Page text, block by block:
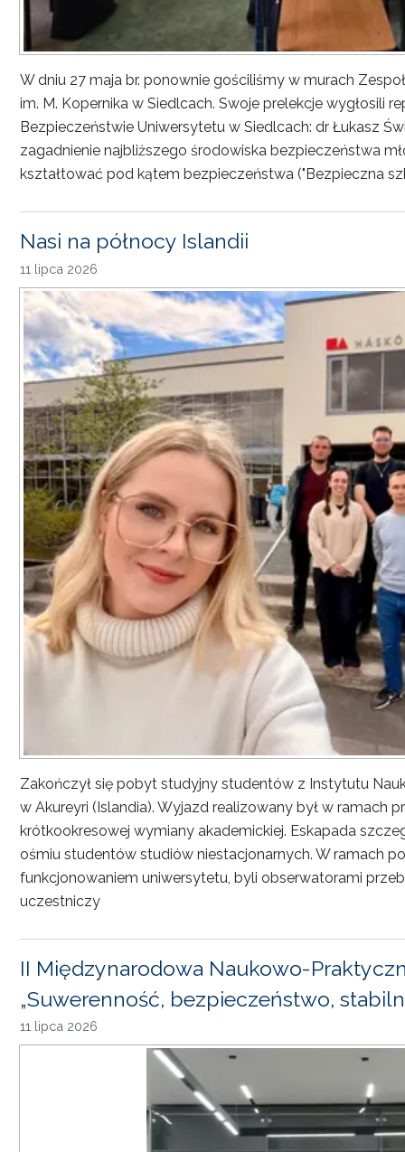
W dniu 27 maja br. ponownie gościliśmy w murach
im. M. Kopernika w Siedlcach. Swoje prelekcje wygłosili
Bezpieczeństwie Uniwersytetu w Siedlcach: dr Łukasz
zagadnienie najbliższego środowiska bezpieczeństwa
kształtować pod kątem bezpieczeństwa ("Bezpieczna
Nasi na północy Islandii
11 lipca 2026
Zakończył się pobyt studyjny studentów z Instytutu
w Akureyri (Islandia). Wyjazd realizowany był w ramach
krótkookresowej wymiany akademickiej. Eskapada
ośmiu studentów studiów niestacjonarnych. W ramach
funkcjonowaniem uniwersytetu, byli obserwatorami
uczestniczy
II Międzynarodowa Naukowo-
„Suwerenność, bezpieczeństwo,
11 lipca 2026